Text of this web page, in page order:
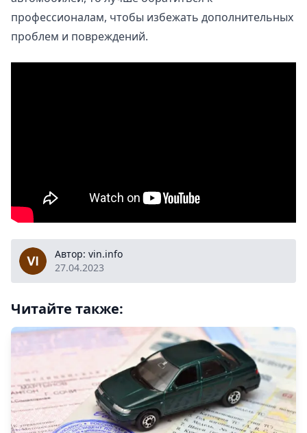
профессионалам, чтобы избежать дополнительных
проблем и повреждений.
vin.infoАвтор: vin.info
27.04.2023
Читайте также: